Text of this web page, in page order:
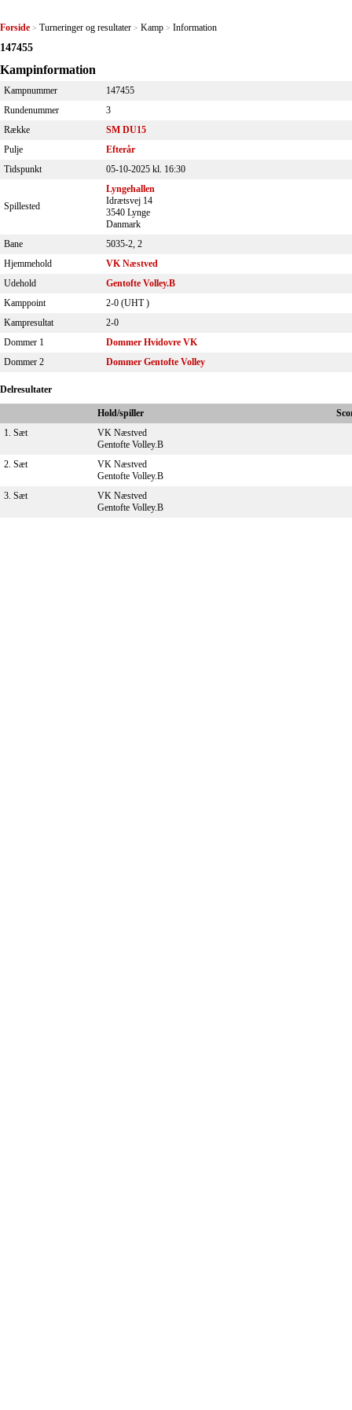
Forside > Turneringer og resultater > Kamp > Information
147455
Kampinformation
Kampnummer
147455
Rundenummer
3
Række
SM DU15
Pulje
Efterår
Tidspunkt
05-10-2025 kl. 16:30
Spillested
Lyngehallen
Idrætsvej 14
3540 Lynge
Danmark
Bane
5035-2, 2
Hjemmehold
VK Næstved
Udehold
Gentofte Volley.B
Kamppoint
2-0 (UHT)
Kampresultat
2-0
Dommer 1
Dommer Hvidovre VK
Dommer 2
Dommer Gentofte Volley
Delresultater
Hold/spiller
1. Sæt
VK Næstved
Gentofte Volley.B
2. Sæt
VK Næstved
Gentofte Volley.B
3. Sæt
VK Næstved
Gentofte Volley.B